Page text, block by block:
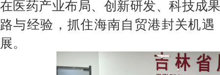
在医药产业布局、创新研发、科技成
路与经验，抓住海南自贸港封关机
展。